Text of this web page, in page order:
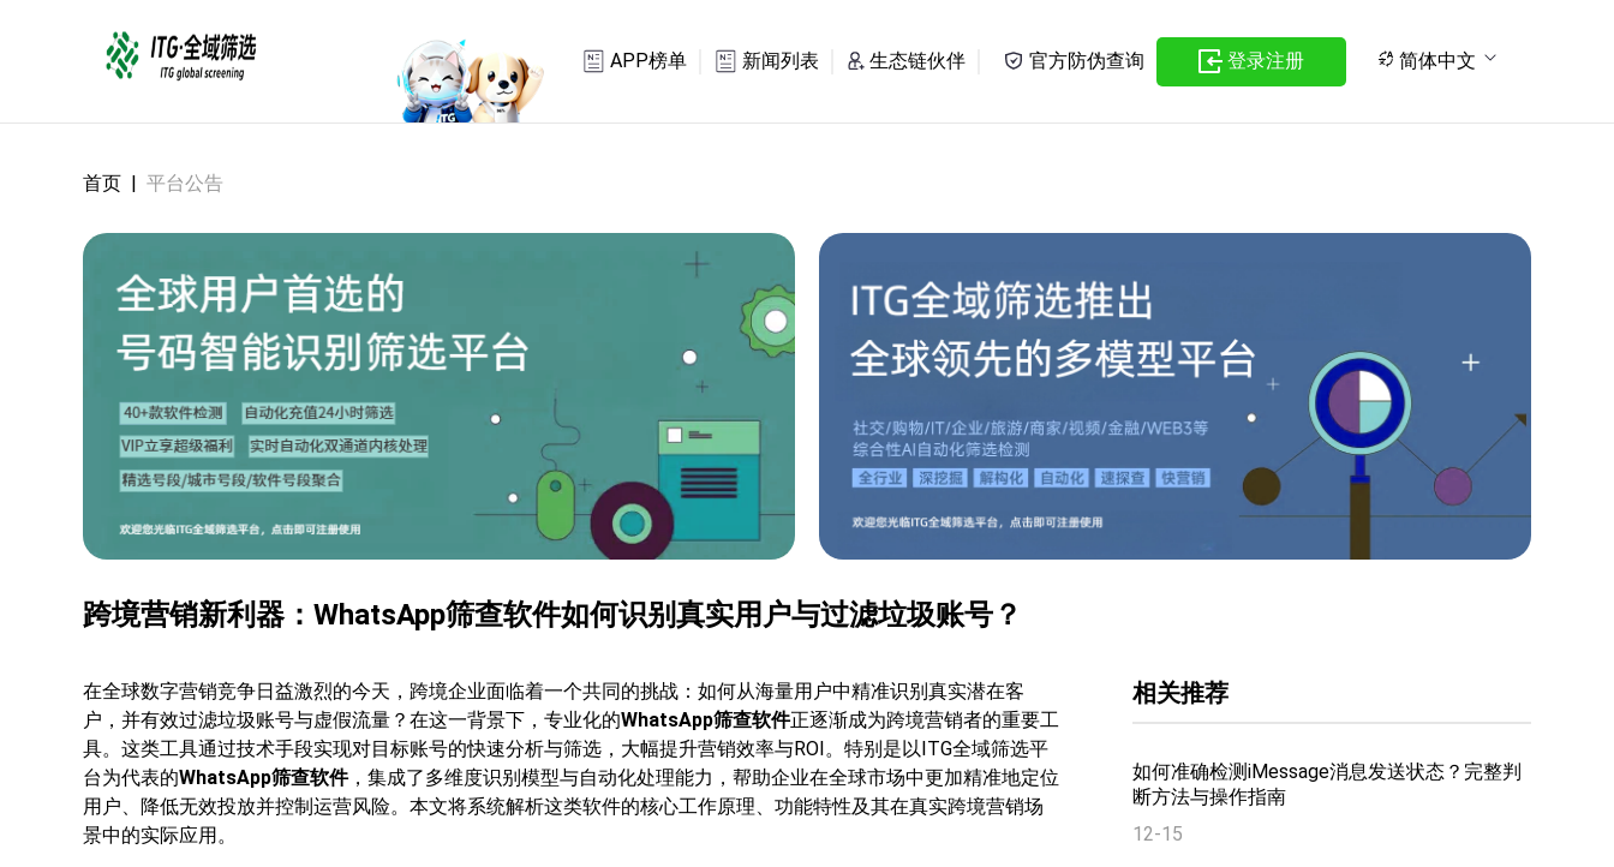
APP榜单 新闻列表 生态链伙伴 官方防伪查询 登录注册 简体中文
首页 | 平台公告
跨境营销新利器：WhatsApp筛查软件如何识别真实用户与过滤垃圾账号？
在全球数字营销竞争日益激烈的今天，跨境企业面临着一个共同的挑战：如何从海量用户中精准识别真实潜在客
户，并有效过滤垃圾账号与虚假流量？在这一背景下，专业化的WhatsApp筛查软件正逐渐成为跨境营销者的重要工
具。这类工具通过技术手段实现对目标账号的快速分析与筛选，大幅提升营销效率与ROI。特别是以ITG全域筛选平
台为代表的WhatsApp筛查软件，集成了多维度识别模型与自动化处理能力，帮助企业在全球市场中更加精准地定位
用户、降低无效投放并控制运营风险。本文将系统解析这类软件的核心工作原理、功能特性及其在真实跨境营销场
景中的实际应用。
相关推荐
如何准确检测iMessage消息发送状态？完整判
断方法与操作指南
12-15